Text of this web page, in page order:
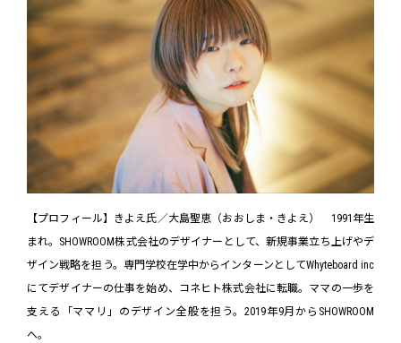
【プロフィール】きよえ氏／大島聖恵（おおしま・きよえ） 1991年生
まれ。SHOWROOM株式会社のデザイナーとして、新規事業立ち上げやデ
ザイン戦略を担う。専門学校在学中からインターンとしてWhyteboard inc
にてデザイナーの仕事を始め、コネヒト株式会社に転職。ママの一歩を
支える「ママリ」のデザイン全般を担う。2019年9月からSHOWROOM
へ。